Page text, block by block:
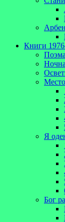
Книги
Я
Бог